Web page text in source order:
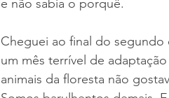
e não sabia o porquê.
Cheguei ao final do segundo
um mês terrível de
animais da floresta não